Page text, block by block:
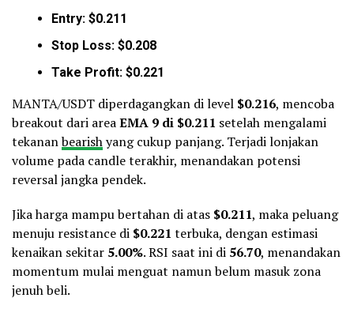
Entry: $0.211
Stop Loss: $0.208
Take Profit: $0.221
MANTA/USDT diperdagangkan di level $0.216, mencoba
breakout dari areaEMA 9 di $0.211 setelah mengalami
tekananbearishyang cukup panjang. Terjadi lonjakan
volume pada candle terakhir, menandakan potensi
reversal jangka pendek.
Jika harga mampu bertahan di atas $0.211, maka peluang
menuju resistance di $0.221 terbuka, dengan estimasi
kenaikan sekitar 5.00%. RSI saat ini di 56.70, menandakan
momentum mulai menguat namun belum masuk zona
jenuh beli.